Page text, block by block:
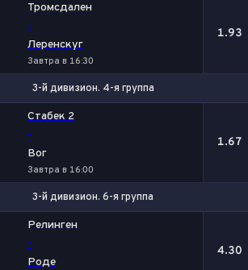
Тромсдален
-
Леренскуг
Завтра в 16:30
1.93
3-й дивизион. 4-я группа
Стабек 2
-
Вог
Завтра в 16:00
1.67
3-й дивизион. 6-я группа
Релинген
-
Роде
4.30